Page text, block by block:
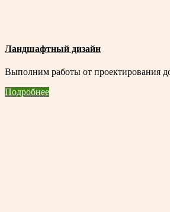
Ландшафтный дизайн
Выполним работы от проектирования
Подробнее